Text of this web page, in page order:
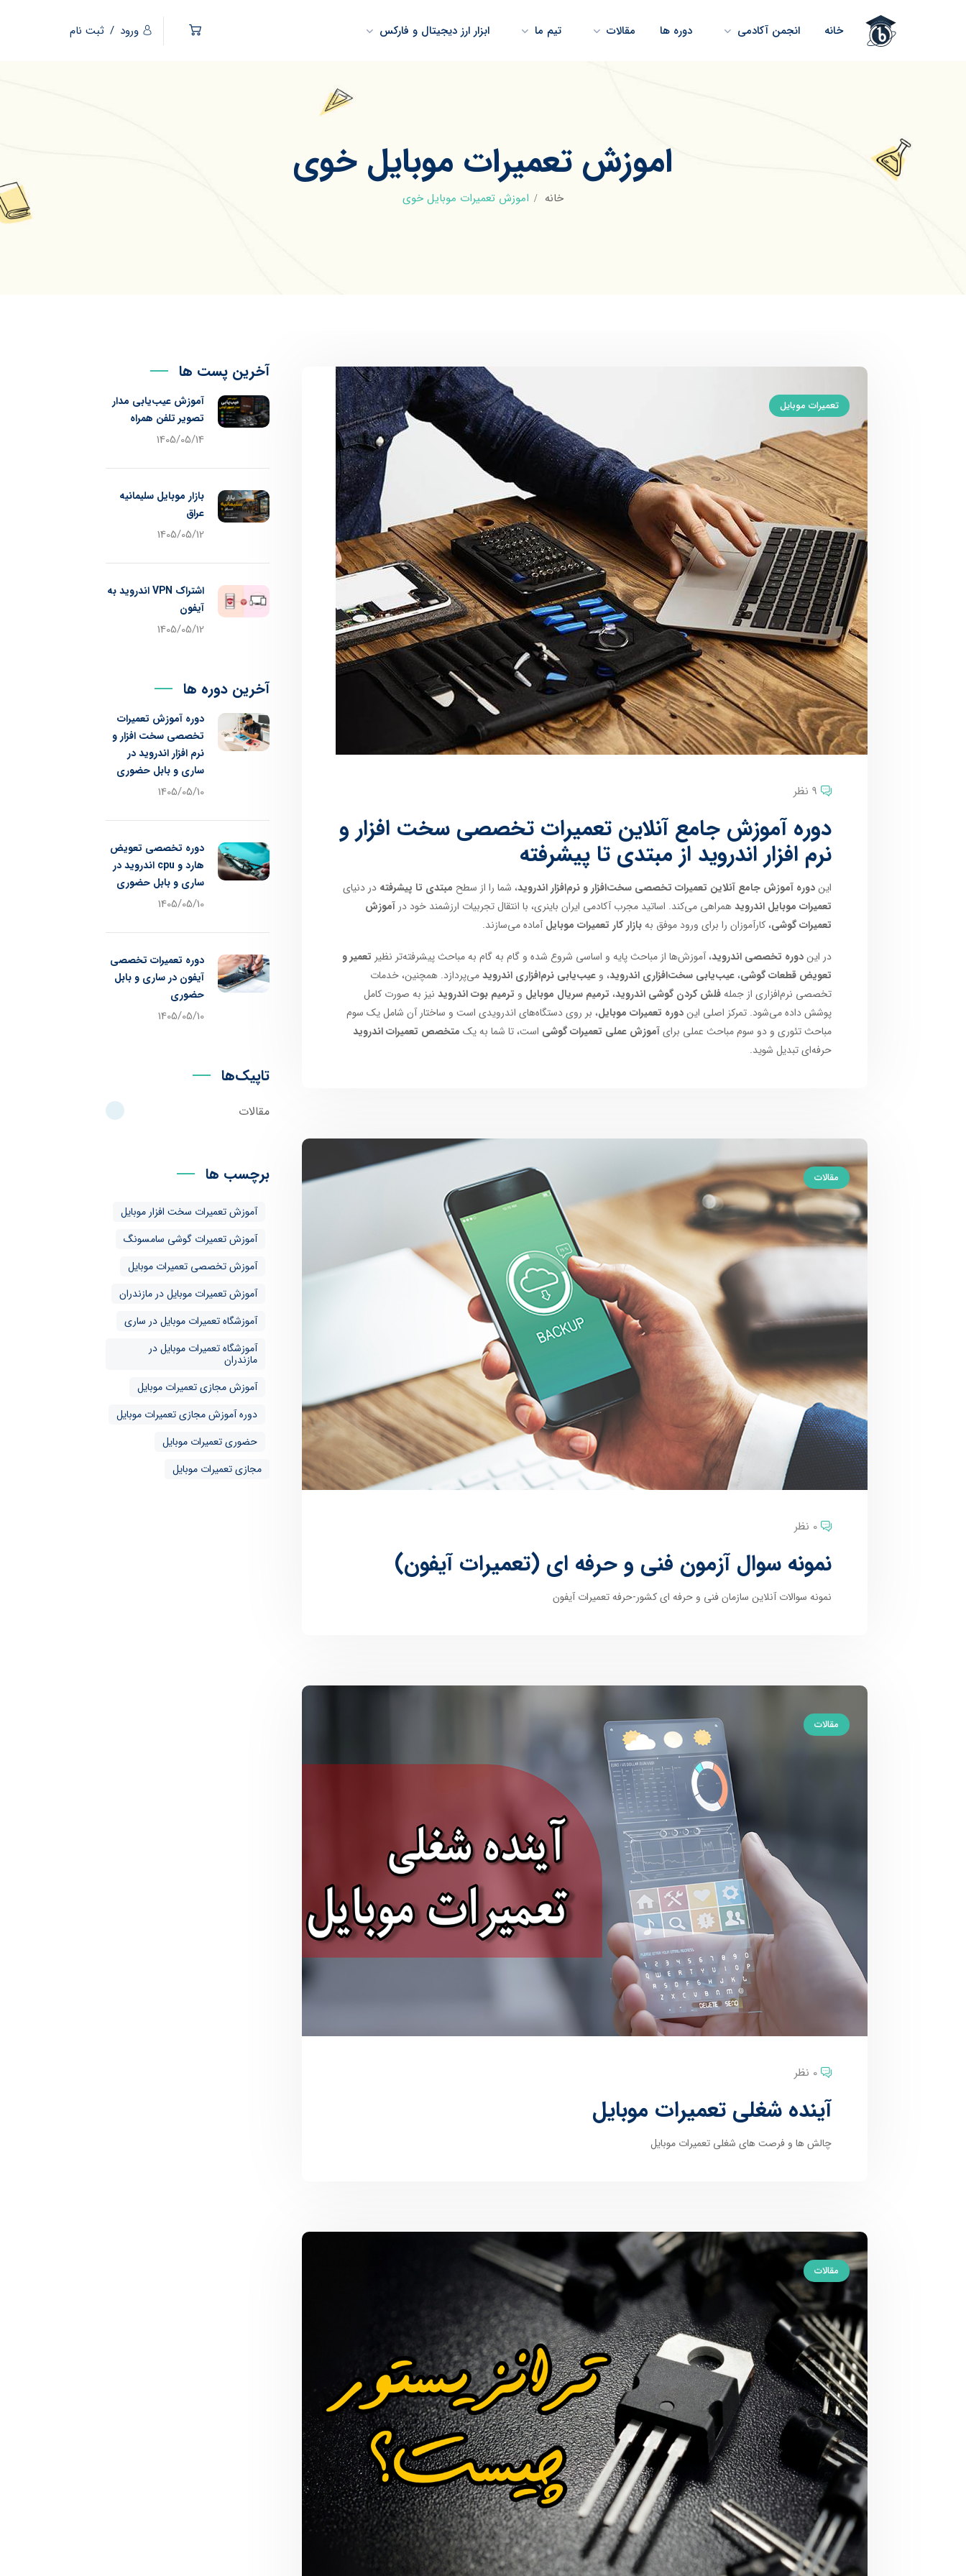
خانه انجمن آکادمی دوره ها مقالات تیم ما ابزار ارز دیجیتال و فارکس ورود / ثبت نام
اموزش تعمیرات موبایل خوی
خانه اموزش تعمیرات موبایل خوی
تعمیرات موبایل
9 نظر
دوره آموزش جامع آنلاین تعمیرات تخصصی سخت افزار و
نرم افزار اندروید از مبتدی تا پیشرفته
ایندوره آموزش جامع آنلاین تعمیرات تخصصی سخت‌افزار و نرم‌افزار اندروید، شما را از سطح مبتدی تا پیشرفته در دنیای
تعمیرات موبایل اندرویدهمراهی می‌کند. اساتید مجرب آکادمی ایران باینری، با انتقال تجربیات ارزشمند خود در آموزش
تعمیرات گوشی، کارآموزان را برای ورود موفق بهبازار کار تعمیرات موبایلآماده می‌سازند.
در ایندوره تخصصی اندروید، آموزش‌ها از مباحث پایه و اساسی شروع شده و گام به گام به مباحث پیشرفته‌تر نظیر تعمیر و
تعویض قطعات گوشی، عیب‌یابی سخت‌افزاری اندروید، و عیب‌یابی نرم‌افزاری اندرویدمی‌پردازد. همچنین، خدمات
تخصصی نرم‌افزاری از جملهفلش کردن گوشی اندروید، ترمیم سریال موبایل و ترمیم بوت اندروید نیز به صورت کامل
پوشش داده می‌شود. تمرکز اصلی ایندوره تعمیرات موبایل، بر روی دستگاه‌های اندرویدی است و ساختار آن شامل یک سوم
مباحث تئوری و دو سوم مباحث عملی برایآموزش عملی تعمیرات گوشی است، تا شما به یک متخصص تعمیرات اندروید
حرفه‌ای تبدیل شوید.
مقالات
0 نظر
نمونه سوال آزمون فنی و حرفه ای (تعمیرات آیفون)
نمونه سوالات آنلاین سازمان فنی و حرفه ای کشور-حرفه تعمیرات آیفون
مقالات
0 نظر
آینده شغلی تعمیرات موبایل
چالش ها و فرصت های شغلی تعمیرات موبایل
مقالات
آخرین پست ها
آموزش عیب‌یابی مدار
تصویر تلفن همراه
1405/05/14
بازار موبایل سلیمانیه
عراق
1405/05/12
اشتراک VPN اندروید به
آیفون
1405/05/12
آخرین دوره ها
دوره آموزش تعمیرات
تخصصی سخت افزار و
نرم افزار اندروید در
ساری و بابل حضوری
1405/05/10
دوره تخصصی تعویض
هارد و cpu اندروید در
ساری و بابل حضوری
1405/05/10
دوره تعمیرات تخصصی
آیفون در ساری و بابل
حضوری
1405/05/10
تاپیک‌ها
مقالات
برچسب ها
آموزش تعمیرات سخت افزار موبایل
آموزش تعمیرات گوشی سامسونگ
آموزش تخصصی تعمیرات موبایل
آموزش تعمیرات موبایل در مازندران
آموزشگاه تعمیرات موبایل در ساری
آموزشگاه تعمیرات موبایل در
مازندران
آموزش مجازی تعمیرات موبایل
دوره آموزش مجازی تعمیرات موبایل
حضوری تعمیرات موبایل
مجازی تعمیرات موبایل